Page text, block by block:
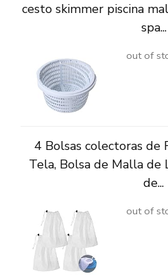
cesto skimmer piscina
spa...
out of
4 Bolsas colectoras de
Tela, Bolsa de Malla de
de...
out of